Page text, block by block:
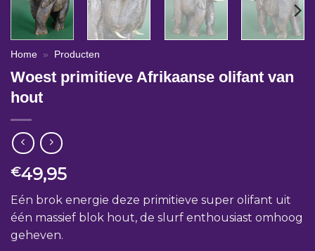
Home » Producten
Woest primitieve Afrikaanse olifant van
hout
€49,95
Eén brok energie deze primitieve super olifant uit
één massief blok hout, de slurf enthousiast omhoog
geheven.